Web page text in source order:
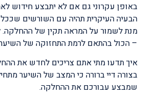
באופן עקרוני גם אם לא יתבצע חידוש
הבעיה העיקרית תהיה עם השורשים
מנת לשמור על המראה תקין של
– הכול בהתאם לרמת התחזוקה של
איך תדעו מתי אתם צריכים לחדש את
בצורה דיי ברורה כי המצב של השיער
שמבצע עבורכם את ההחלקה.